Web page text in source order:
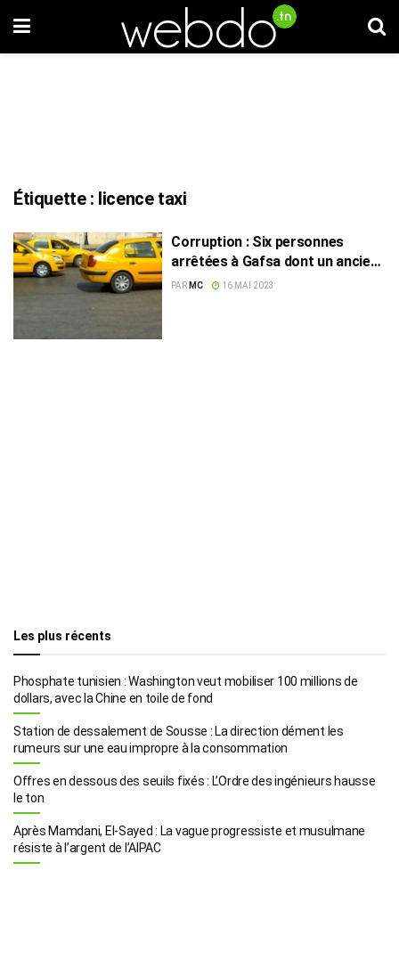
Étiquette : licence taxi
Corruption : Six personnes
arrêtées à Gafsa dont un ancien
gouverneur
PAR MC 16 MAI 2023
Les plus récents
Phosphate tunisien : Washington veut mobiliser 100 millions de
dollars, avec la Chine en toile de fond
Station de dessalement de Sousse : La direction dément les
rumeurs sur une eau impropre à la consommation
Offres en dessous des seuils fixés : L’Ordre des ingénieurs hausse
le ton
Après Mamdani, El-Sayed : La vague progressiste et musulmane
résiste à l’argent de l’AIPAC